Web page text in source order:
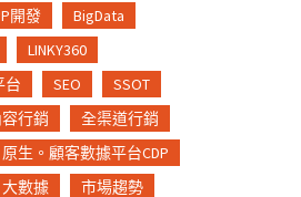
開發
BigData
LINKY360
台
SEO
SSOT
行銷
全渠道行銷
原生。顧客數據平台CDP
大數據
市場趨勢